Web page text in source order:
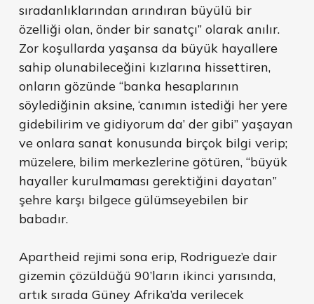
sıradanlıklarından arındıran büyülü bir
özelliği olan, önder bir sanatçı” olarak anılır.
Zor koşullarda yaşansa da büyük hayallere
sahip olunabileceğini kızlarına hissettiren,
onların gözünde “banka hesaplarının
söylediğinin aksine, ‘canımın istediği her yere
gidebilirim ve gidiyorum da’ der gibi” yaşayan
ve onlara sanat konusunda birçok bilgi verip;
müzelere, bilim merkezlerine götüren, “büyük
hayaller kurulmaması gerektiğini dayatan”
şehre karşı bilgece gülümseyebilen bir
babadır.
Apartheid rejimi sona erip, Rodriguez’e dair
gizemin çözüldüğü 90’ların ikinci yarısında,
artık sırada Güney Afrika’da verilecek